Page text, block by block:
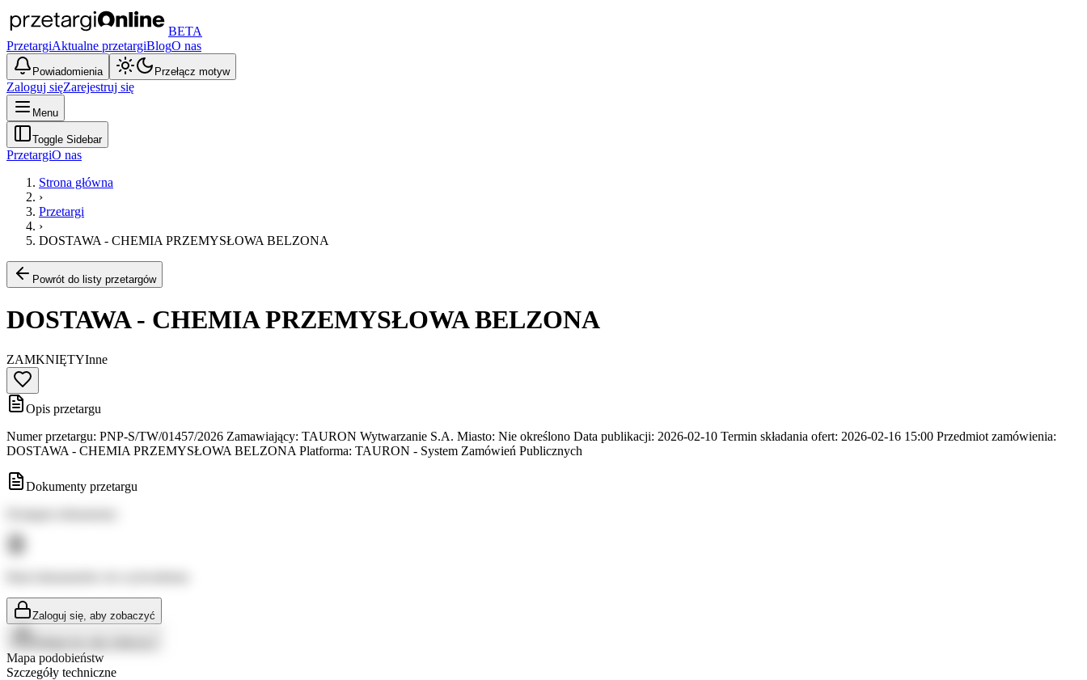
BETA
PrzetargiAktualne przetargiBlogO nas
Powiadomienia Przełącz motyw
Zaloguj sięZarejestruj się
Menu
Toggle Sidebar
PrzetargiO nas
Strona główna
›
Przetargi
›
DOSTAWA - CHEMIA PRZEMYSŁOWA BELZONA
Powrót do listy przetargów
DOSTAWA - CHEMIA PRZEMYSŁOWA BELZONA
ZAMKNIĘTYInne
Opis przetargu
Numer przetargu: PNP-S/TW/01457/2026 Zamawiający: TAURON Wytwarzanie S.A. Miasto: Nie określono Data publikacji: 2026-02-10 Termin składania ofert: 2026-02-16 15:00 Przedmiot zamówienia:
DOSTAWA - CHEMIA PRZEMYSŁOWA BELZONA Platforma: TAURON - System Zamówień Publicznych
Dokumenty przetargu
Zaloguj się, aby zobaczyć
Mapa podobieństw
Szczegóły techniczne